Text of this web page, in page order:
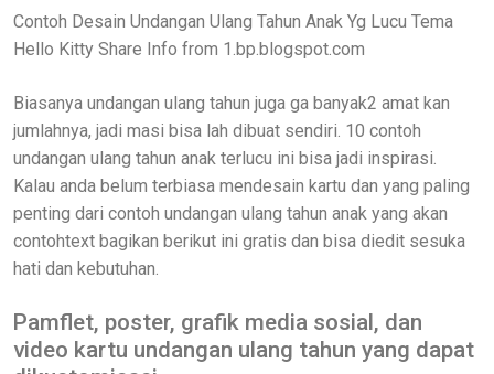
Contoh Desain Undangan Ulang Tahun Anak Yg Lucu Tema
Hello Kitty Share Info from 1.bp.blogspot.com
Biasanya undangan ulang tahun juga ga banyak2 amat kan
jumlahnya, jadi masi bisa lah dibuat sendiri. 10 contoh
undangan ulang tahun anak terlucu ini bisa jadi inspirasi.
Kalau anda belum terbiasa mendesain kartu dan yang paling
penting dari contoh undangan ulang tahun anak yang akan
contohtext bagikan berikut ini gratis dan bisa diedit sesuka
hati dan kebutuhan.
Pamflet, poster, grafik media sosial, dan
video kartu undangan ulang tahun yang dapat